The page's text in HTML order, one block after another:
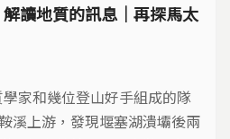
讀地質的訊息｜再探馬太
家和幾位登山好手組成的隊
溪上游，發現堰塞湖潰壩後兩